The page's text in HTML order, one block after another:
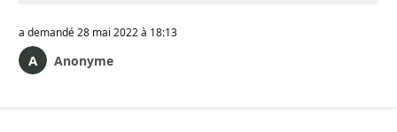
a demandé28 mai 2022 à 18:13
Anonyme